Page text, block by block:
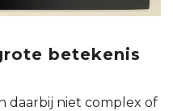
betekenis
daarbij niet complex of